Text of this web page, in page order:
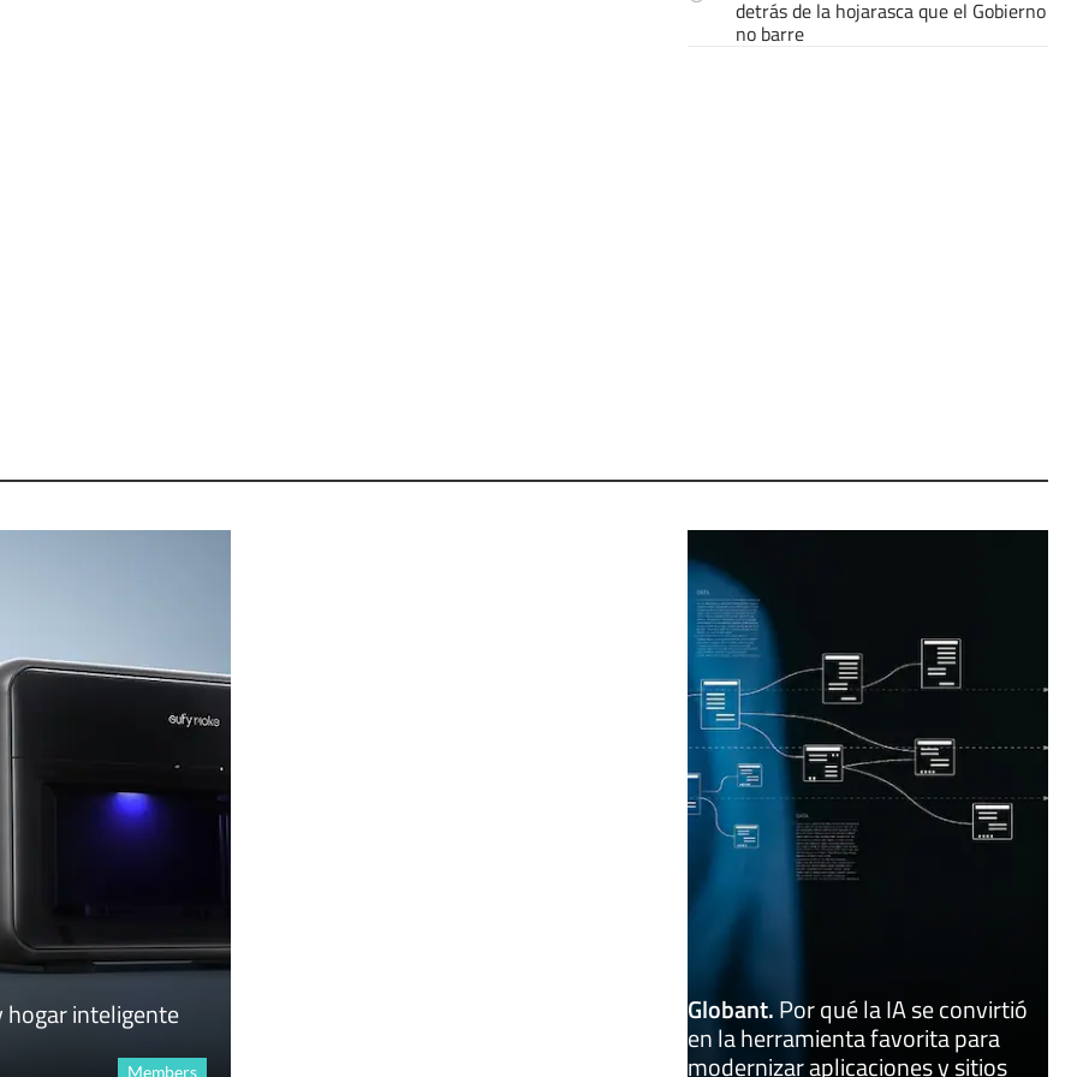
detrás de la hojarasca que el Gobierno
no barre
hogar inteligente
Members
Globant.Por qué la IA se convirtió
en la herramienta favorita para
modernizar aplicaciones y sitios